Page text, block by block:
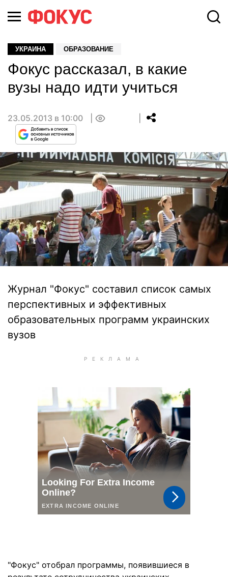
УКРАИНА ОБРАЗОВАНИЕ
Фокус рассказал, в какие
вузы надо идти учиться
23.05.2013 в 10:00
Журнал "Фокус" составил список самых
перспективных и эффективных
образовательных программ украинских
вузов
"Фокус" отобрал программы, появившиеся в